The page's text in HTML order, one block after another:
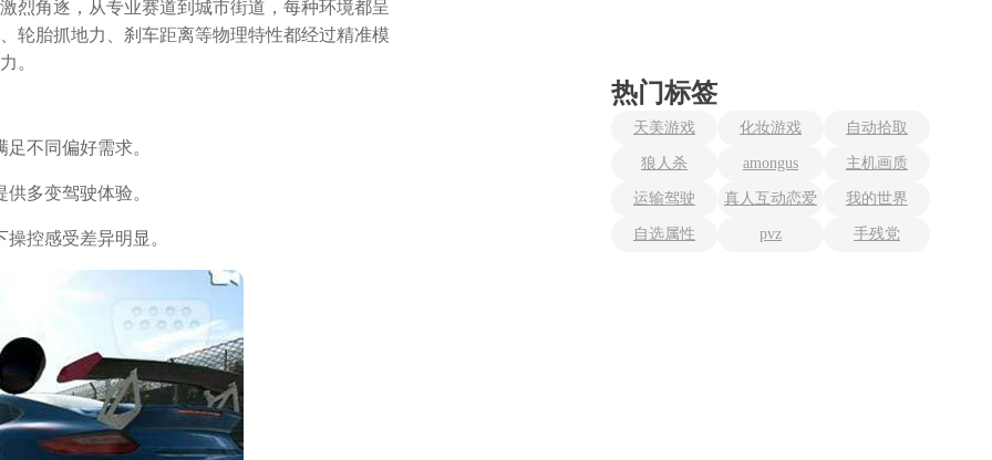
烈角逐，从专业赛道到城市街道，每种环境都呈
轮胎抓地力、刹车距离等物理特性都经过精准模
。
不同偏好需求。
多变驾驶体验。
控感受差异明显。
热门标签
天美游戏 化妆游戏 自动拾取
狼人杀 amongus 主机画质
运输驾驶 真人互动恋爱 我的世界
自选属性 pvz 手残党